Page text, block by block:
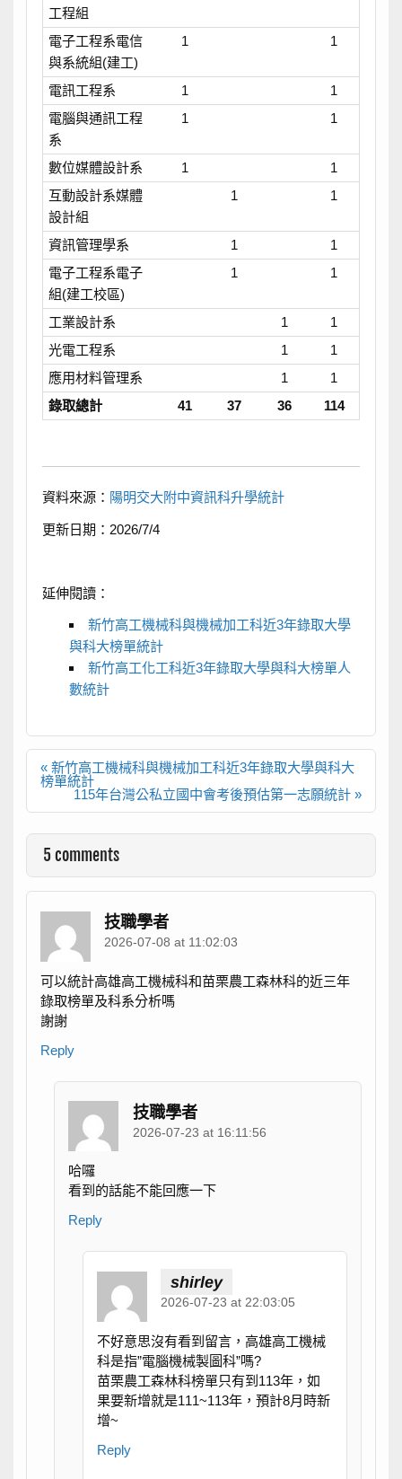
工程組
電子工程系電信
與系統組(建工)
1 1
電訊工程系 1
1
電腦與通訊工程
系
1 1
數位媒體設計系 1
1
互動設計系媒體
設計組
1 1
資訊管理學系 1
1
電子工程系電子
組(建工校區)
1 1
工業設計系 1
1
光電工程系
1
1
應用材料管理系
1
1
錄取總計
41 37 36 114
資料來源： 陽明交大附中資訊科升學統計
更新日期：2026/7/4
延伸閱讀：
新竹高工機械科與機械加工科近3年錄取大學
與科大榜單統計
新竹高工化工科近3年錄取大學與科大榜單人
數統計
文
章
« 新竹高工機械科與機械加工科近3年錄取大學與科大
榜單統計
115年台灣公私立國中會考後預估第一志願統計 »
5 comments
技職學者
2026-07-08 at 11:02:03
可以統計高雄高工機械科和苗栗農工森林科的近三年
錄取榜單及科系分析嗎
謝謝
Reply
技職學者
2026-07-23 at 16:11:56
哈囉
看到的話能不能回應一下
Reply
shirley
2026-07-23 at 22:03:05
不好意思沒有看到留言，高雄高工機械
科是指”電腦機械製圖科”嗎?
苗栗農工森林科榜單只有到113年，如
果要新增就是111~113年，預計8月時新
增~
Reply